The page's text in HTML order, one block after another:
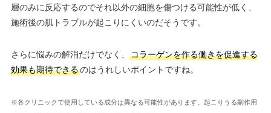
層のみに反応するのでそれ以外の細胞を傷つける可能性が低く、
施術後の肌トラブルが起こりにくいのだそうです。
さらに悩みの解消だけでなく、
コラーゲンを作る働きを促進する
効果も期待できるのはうれしいポイントですね。
※各クリニックで使用している成分は異なる可能性があります。起こりうる副作用